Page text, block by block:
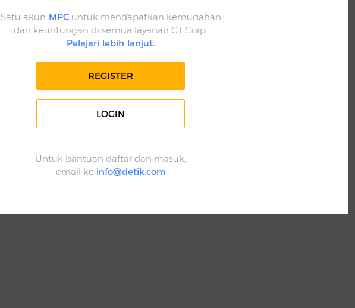
Satu akun MPCuntuk mendapatkan kemudahan
dan keuntungan di semua layanan CT Corp.
Pelajari lebih lanjut.
REGISTER
LOGIN
Untuk bantuan daftar dan masuk,
email ke info@detik.com